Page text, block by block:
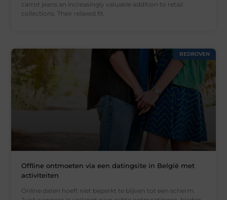
carrot jeans an increasingly valuable addition to retail
collections. Their relaxed fit,
BEDRIJVEN
Offline ontmoeten via een datingsite in België met
activiteiten
Online daten hoeft niet beperkt te blijven tot een scherm.